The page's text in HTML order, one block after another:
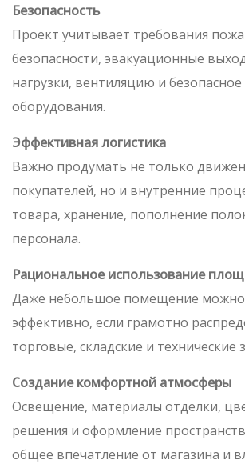
Безопасность
Проект учитывает требования
безопасности, эвакуационные
нагрузки, вентиляцию и
оборудования.
Эффективная логистика
Важно продумать не только
покупателей, но и внутренние
товара, хранение, пополнение
персонала.
Рациональное использование
Даже небольшое помещение можно
эффективно, если грамотно
торговые, складские и технические
Создание комфортной атмосферы
Освещение, материалы отделки,
решения и оформление
общее впечатление от магазина и